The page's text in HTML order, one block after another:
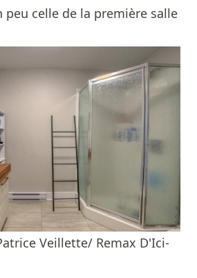
peu celle de la première salle
Veillette/ Remax D'Ici-